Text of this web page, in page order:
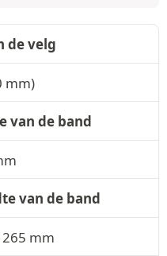
de velg
mm)
van de band
van de band
mm